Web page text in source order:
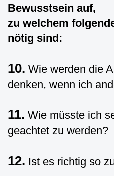
Bewusstsein auf,
zu welchem
nötig sind:
10. Wie werden die
denken, wenn ich
11. Wie müsste ich
geachtet zu werden?
12. Ist es richtig so